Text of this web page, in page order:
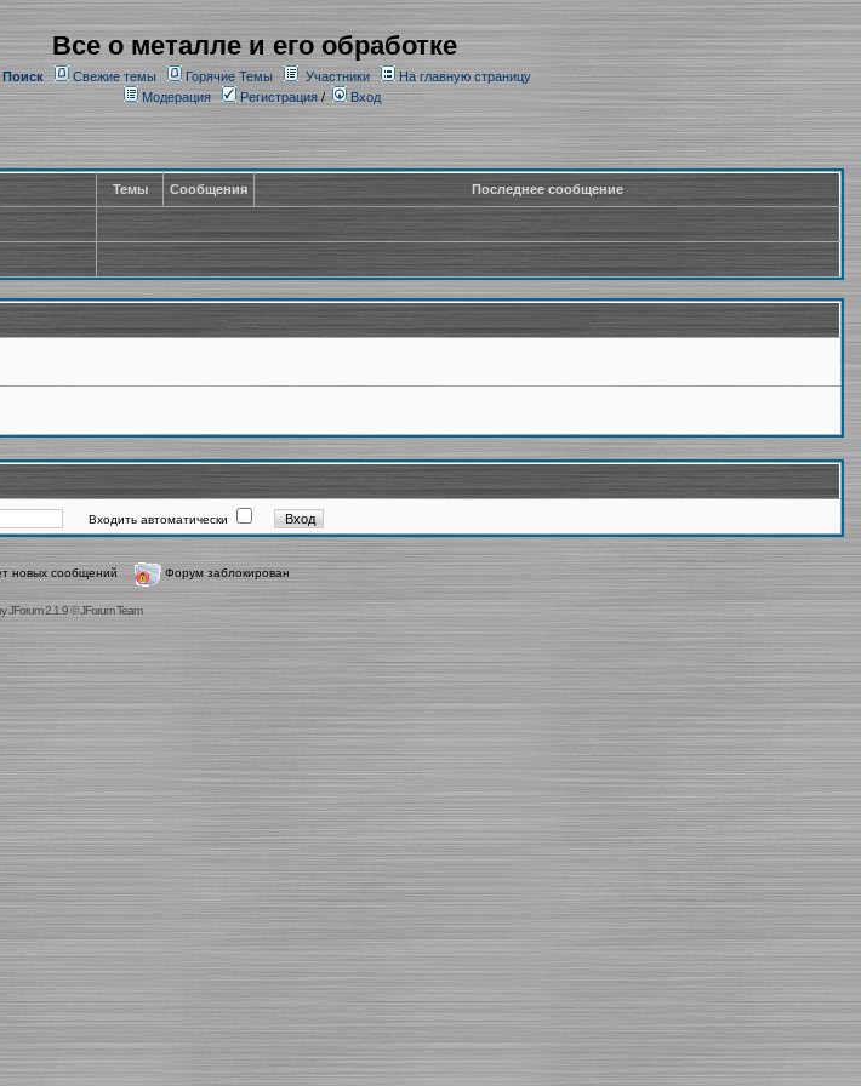
Все о металле и его обработке
Поиск Свежие темы Горячие Темы Участники
На главную страницу
Модерация
Регистрация/ Вход
Темы Сообщения Последнее сообщение
Входить автоматически
новых сообщений Форум заблокирован
JForum 2.1.9©JForum Team